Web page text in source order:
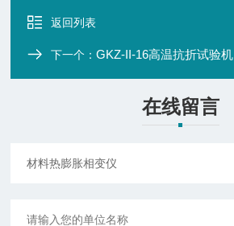
返回列表
下一个：GKZ-II-16高温抗折试验机
在线留言